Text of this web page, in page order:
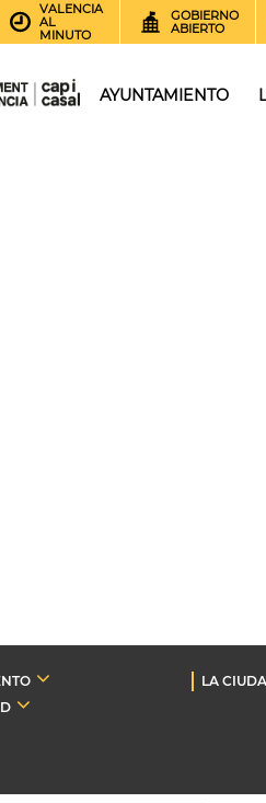
VALENCIA
AL
MINUTO
GOBIERNO
ABIERTO
AYUNTAMIENTO
LA